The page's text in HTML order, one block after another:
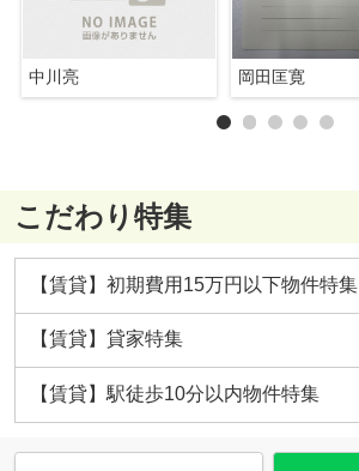
中川亮 岡田匡寛
こだわり特集
【賃貸】初期費用15万円以下物件特集
【賃貸】貸家特集
【賃貸】駅徒歩10分以内物件特集